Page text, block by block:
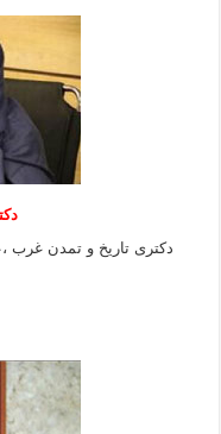
دکتری تاریخ و تمدن غرب